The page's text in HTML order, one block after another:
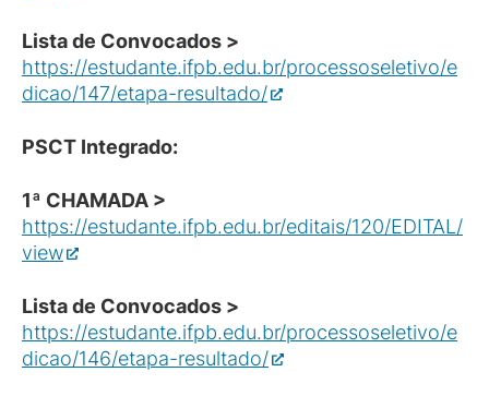
Lista de Convocados >
https://estudante.ifpb.edu.br/processoseletivo/e
dicao/147/etapa-resultado/
PSCT Integrado:
1ª CHAMADA >
https://estudante.ifpb.edu.br/editais/120/EDITAL/
view
Lista de Convocados >
https://estudante.ifpb.edu.br/processoseletivo/e
dicao/146/etapa-resultado/